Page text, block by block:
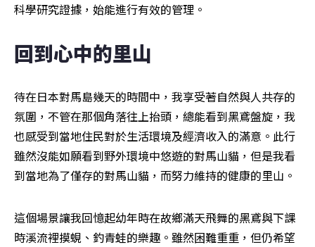
科學研究證據，始能進行有效的管理。
回到心中的里山
待在日本對馬島幾天的時間中，我享受著自然與人共存的
氛圍，不管在那個角落往上抬頭，總能看到黑鳶盤旋，我
也感受到當地住民對於生活環境及經濟收入的滿意。此行
雖然沒能如願看到野外環境中悠遊的對馬山貓，但是我看
到當地為了僅存的對馬山貓，而努力維持的健康的里山。
這個場景讓我回憶起幼年時在故鄉滿天飛舞的黑鳶與下課
時溪流裡摸蜆、釣青蛙的樂趣。雖然困難重重，但仍希望